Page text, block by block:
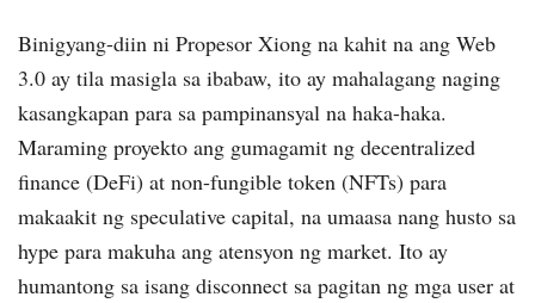
Binigyang-diin ni Propesor Xiong na kahit na ang Web
3.0 ay tila masigla sa ibabaw, ito ay mahalagang naging
kasangkapan para sa pampinansyal na haka-haka.
Maraming proyekto ang gumagamit ng decentralized
finance (DeFi) at non-fungible token (NFTs) para
makaakit ng speculative capital, na umaasa nang husto sa
hype para makuha ang atensyon ng market. Ito ay
humantong sa isang disconnect sa pagitan ng mga user at